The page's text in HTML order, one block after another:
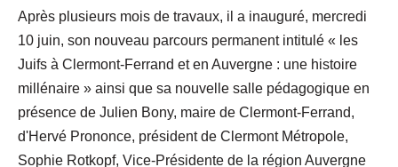
Après plusieurs mois de travaux, il a inauguré, mercredi
10 juin, son nouveau parcours permanent intitulé « les
Juifs à Clermont-Ferrand et en Auvergne : une histoire
millénaire » ainsi que sa nouvelle salle pédagogique en
présence de Julien Bony, maire de Clermont-Ferrand,
d'Hervé Prononce, président de Clermont Métropole,
Sophie Rotkopf, Vice-Présidente de la région Auvergne